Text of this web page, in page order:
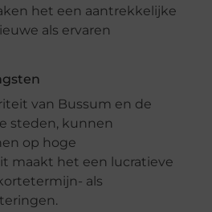
het een aantrekkelijke
als ervaren
van Bussum en de
steden, kunnen
op hoge
maakt het een lucratieve
als